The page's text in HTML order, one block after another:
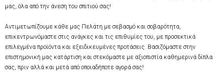
μας, όλα από την άνεση του σπιτιού σας!
Αντιμετωπίζουμε κάθε μας Πελάτη με σεβασμό και σοβαρότητα,
επικεντρωνόμαστε στις ανάγκες και τις επιθυμίες του, με προσεκτικά
επιλεγμένα προϊόντα και εξειδικευμένες προτάσεις. Βασιζόμαστε στην
επιστημονική μας κατάρτιση και στεκόμαστε με αξιοπιστία καθημερινά δίπλα
σας, πριν αλλά και μετά από οποιαδήποτε αγορά σας!